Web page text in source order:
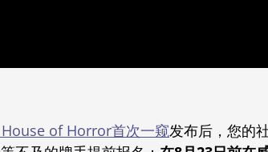
of Horror首次一窥发布后，您的